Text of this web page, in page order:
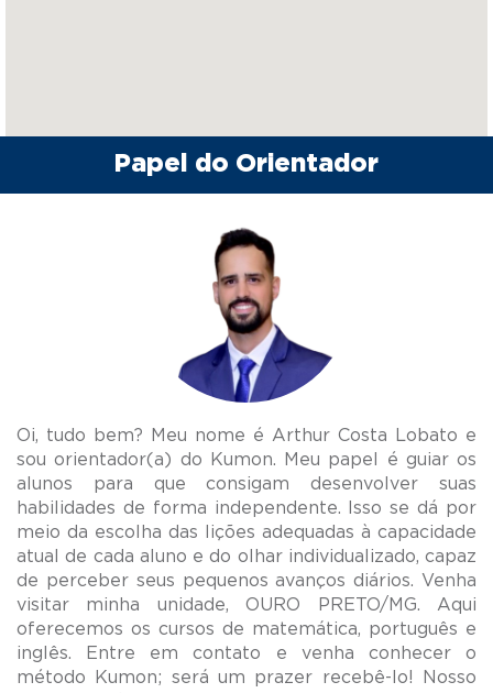
Papel do Orientador
Oi, tudo bem? Meu nome é Arthur Costa Lobato e
sou orientador(a) do Kumon. Meu papel é guiar os
alunos para que consigam desenvolver suas
habilidades de forma independente. Isso se dá por
meio da escolha das lições adequadas à capacidade
atual de cada aluno e do olhar individualizado, capaz
de perceber seus pequenos avanços diários. Venha
visitar minha unidade, OURO PRETO/MG. Aqui
oferecemos os cursos de matemática, português e
inglês. Entre em contato e venha conhecer o
método Kumon; será um prazer recebê-lo! Nosso